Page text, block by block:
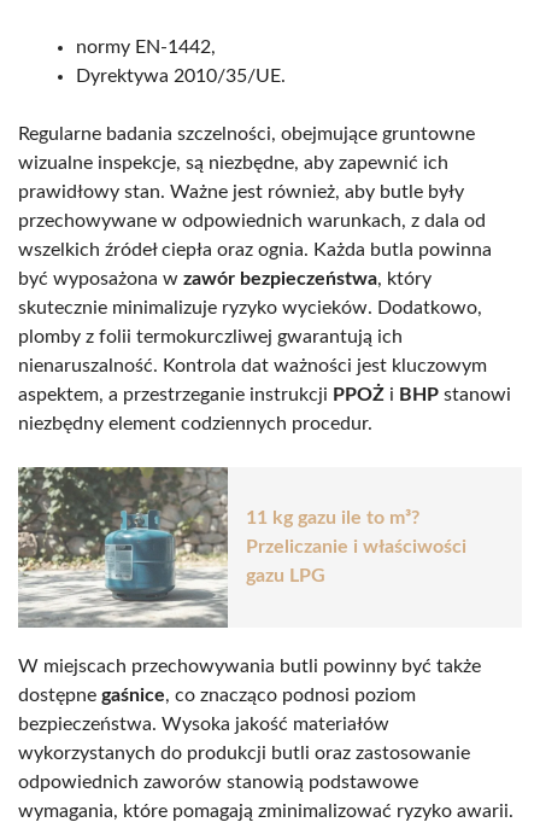
normy EN-1442,
Dyrektywa 2010/35/UE.
Regularne badania szczelności, obejmujące gruntowne
wizualne inspekcje, są niezbędne, aby zapewnić ich
prawidłowy stan. Ważne jest również, aby butle były
przechowywane w odpowiednich warunkach, z dala od
wszelkich źródeł ciepła oraz ognia. Każda butla powinna
być wyposażona w zawór bezpieczeństwa, który
skutecznie minimalizuje ryzyko wycieków. Dodatkowo,
plomby z folii termokurczliwej gwarantują ich
nienaruszalność. Kontrola dat ważności jest kluczowym
aspektem, a przestrzeganie instrukcji PPOŻ i BHP stanowi
niezbędny element codziennych procedur.
11 kg gazu ile to m³?
Przeliczanie i właściwości
gazu LPG
W miejscach przechowywania butli powinny być także
dostępne gaśnice, co znacząco podnosi poziom
bezpieczeństwa. Wysoka jakość materiałów
wykorzystanych do produkcji butli oraz zastosowanie
odpowiednich zaworów stanowią podstawowe
wymagania, które pomagają zminimalizować ryzyko awarii.